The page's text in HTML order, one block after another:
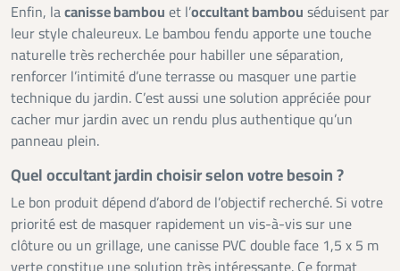
Enfin, lacanisse bambou et l’occultant bambou séduisent par
leur style chaleureux. Le bambou fendu apporte une touche
naturelle très recherchée pour habiller une séparation,
renforcer l’intimité d’une terrasse ou masquer une partie
technique du jardin. C’est aussi une solution appréciée pour
cacher mur jardin avec un rendu plus authentique qu’un
panneau plein.
Quel occultant jardin choisir selon votre besoin ?
Le bon produit dépend d’abord de l’objectif recherché. Si votre
priorité est de masquer rapidement un vis-à-vis sur une
clôture ou un grillage, une canisse PVC double face 1,5 x 5 m